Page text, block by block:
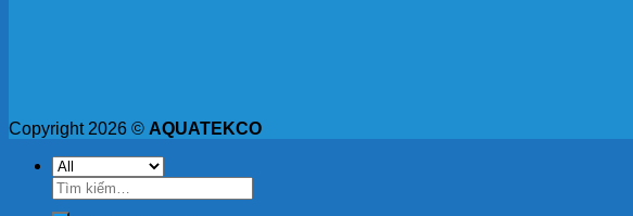
Copyright 2026 © AQUATEKCO
Tìm
kiếm: